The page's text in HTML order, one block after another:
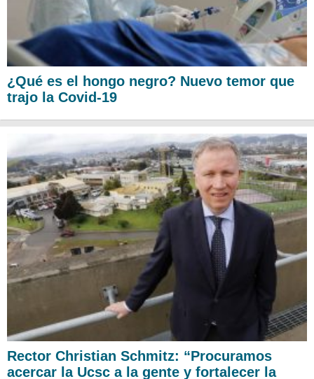
¿Qué es el hongo negro? Nuevo temor que
trajo la Covid-19
Rector Christian Schmitz: “Procuramos
acercar la Ucsc a la gente y fortalecer la